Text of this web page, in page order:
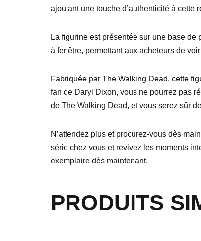
ajoutant une touche d’authenticité à cette
La figurine est présentée sur une base
à fenêtre, permettant aux acheteurs de
Fabriquée par The Walking Dead, cette
fan de Daryl Dixon, vous ne pourrez pas
de The Walking Dead, et vous serez sûr
N’attendez plus et procurez-vous dès
série chez vous et revivez les moments
exemplaire dès maintenant.
PRODUITS